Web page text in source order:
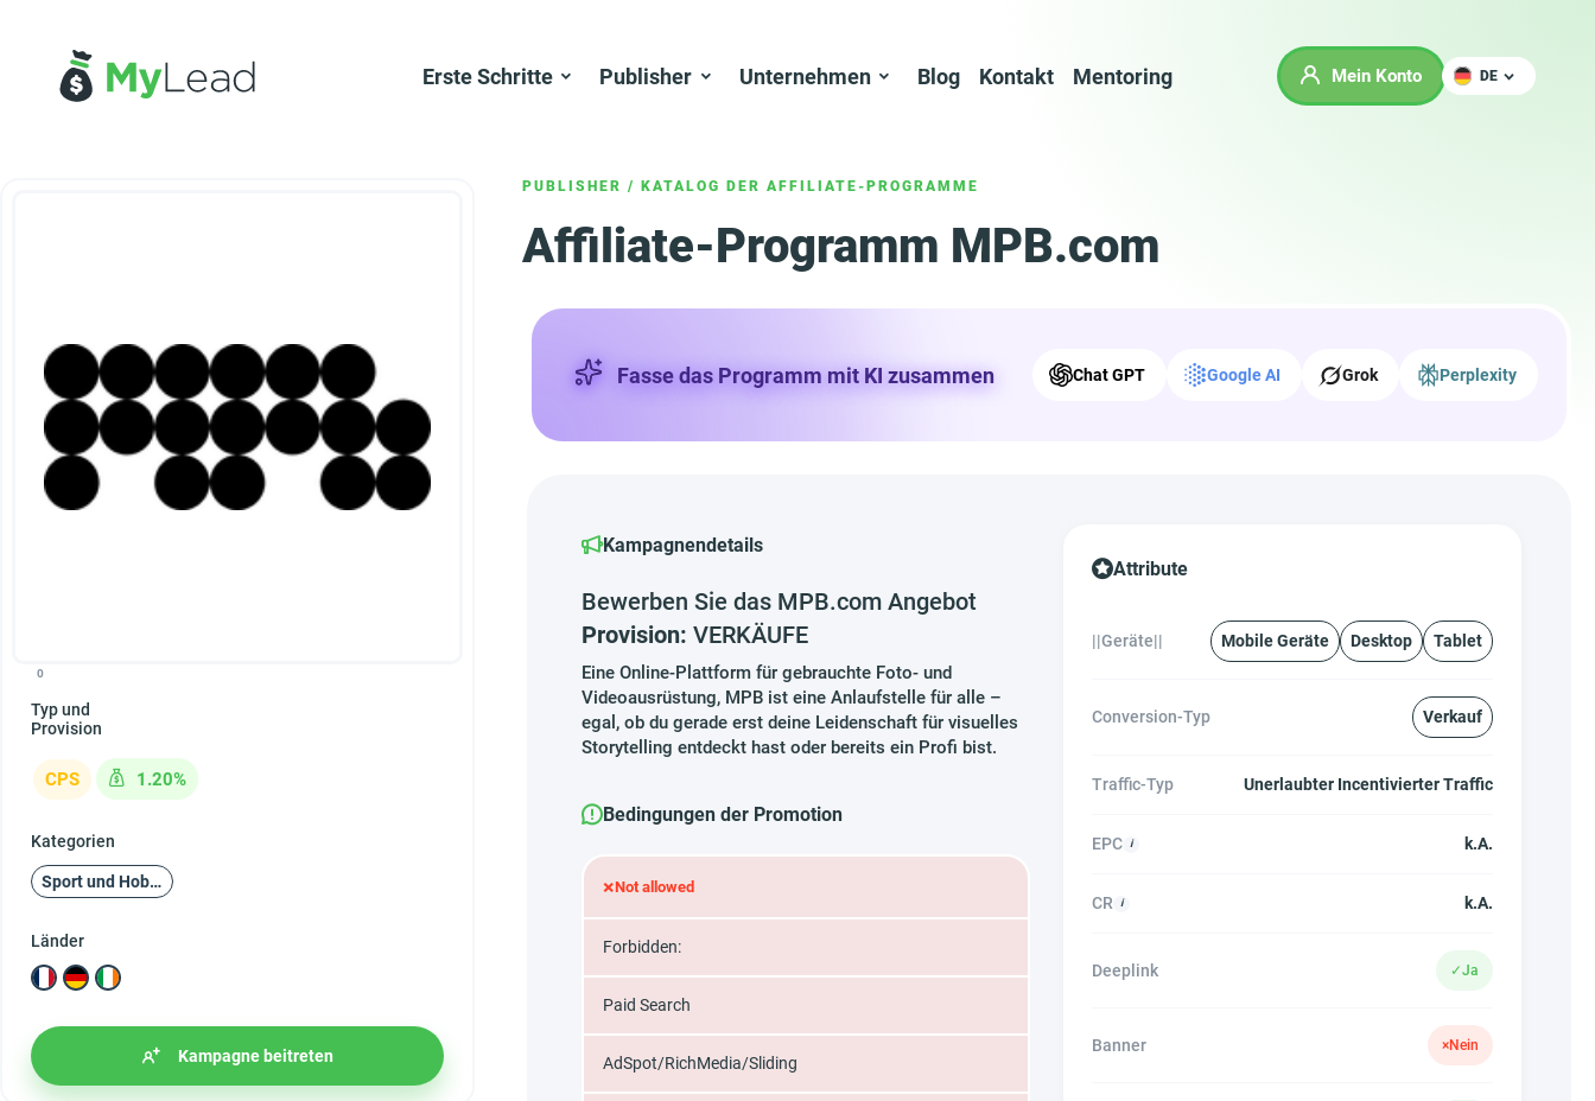
Erste Schritte Publisher Unternehmen Blog Kontakt Mentoring Mein Konto DE
PUBLISHER / KATALOG DER AFFILIATE-PROGRAMME
Affiliate-Programm MPB.com
0
Typ und
Provision
CPS 1.20%
Kategorien
Sport und Hobby
Länder
Kampagne beitreten
Fasse das Programm mit KI zusammen Chat GPT Google AI Grok Perplexity
Kampagnendetails
Bewerben Sie das MPB.com Angebot
Provision: VERKÄUFE
Eine Online-Plattform für gebrauchte Foto- und
Videoausrüstung, MPB ist eine Anlaufstelle für alle –
egal, ob du gerade erst deine Leidenschaft für visuelles
Storytelling entdeckt hast oder bereits ein Profi bist.
Bedingungen der Promotion
×Not allowed
Forbidden:
Paid Search
AdSpot/RichMedia/Sli­ding
Attribute
||Geräte|| Mobile Geräte Desktop Tablet
Conversion-Typ Verkauf
Traffic-Typ Unerlaubter Incentivierter Traffic
EPC k.A.
CR k.A.
Deeplink ✓Ja
Banner ×Nein